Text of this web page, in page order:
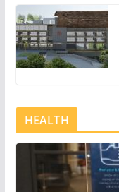
HEALTH